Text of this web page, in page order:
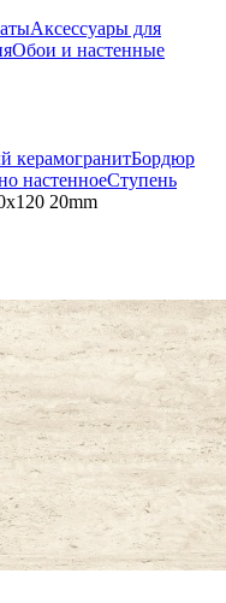
Аксессуары для
Обои и настенные
керамогранитБордюр
настенноеСтупень
20mm